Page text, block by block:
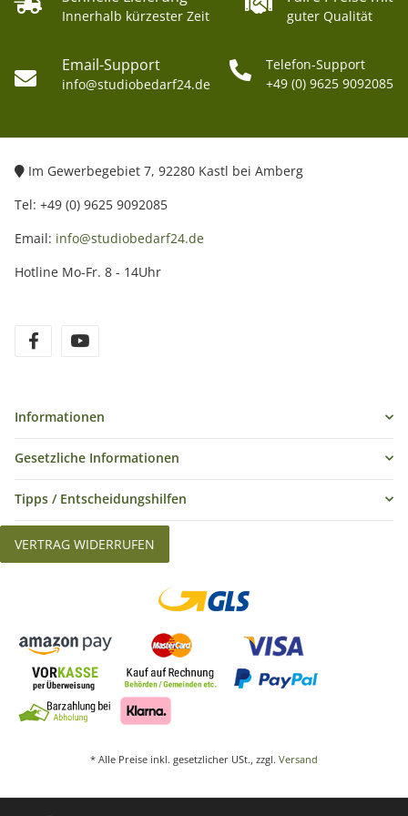
1x 5in1 Reflektorpanel 1x2m, inkl. Bezüge (schwarz, weiß,
Innerhalb kürzester Zeit guter Qualität
Email-Support
info@studiobedarf24.de
Telefon-Support
+49 (0) 9625 9092085
Im Gewerbegebiet 7, 92280 Kastl bei Amberg
Tel: +49 (0) 9625 9092085
Email: info@studiobedarf24.de
Hotline Mo-Fr. 8 - 14Uhr
Informationen
Gesetzliche Informationen
Tipps / Entscheidungshilfen
VERTRAG WIDERRUFEN
* Alle Preise inkl. gesetzlicher USt., zzgl. Versand